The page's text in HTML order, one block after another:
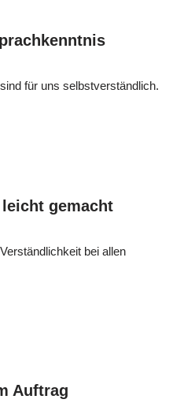
für uns selbstverständlich.
gemacht
bei allen
Auftrag